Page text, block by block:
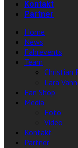
Kontakt
Partner
Home
News
Fahrevents
Team
Christian
Lara
Fan Shop
Media
Foto
Video
Kontakt
Partner